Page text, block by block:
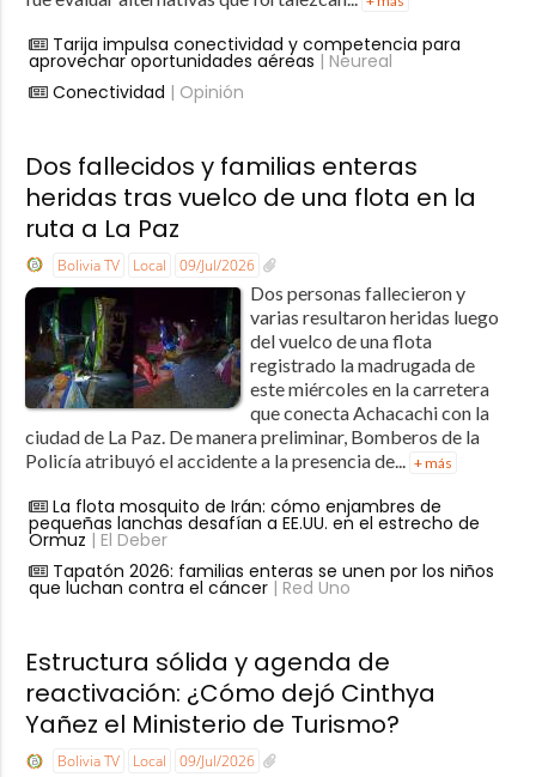
Tarija impulsa conectividad y competencia para
aprovechar oportunidades aéreas | Neureal
Conectividad | Opinión
Dos fallecidos y familias enteras
heridas tras vuelco de una flota en la
ruta a La Paz
Bolivia TV Local 09/Jul/2026
Dos personas fallecieron y
varias resultaron heridas luego
del vuelco de una flota
registrado la madrugada de
este miércoles en la carretera
que conecta Achacachi con la
ciudad de La Paz. De manera preliminar, Bomberos de la
Policía atribuyó el accidente a la presencia de... + más
La flota mosquito de Irán: cómo enjambres de
pequeñas lanchas desafían a EE.UU. en el estrecho de
Ormuz | El Deber
Tapatón 2026: familias enteras se unen por los niños
que luchan contra el cáncer| Red Uno
Estructura sólida y agenda de
reactivación: ¿Cómo dejó Cinthya
Yañez el Ministerio de Turismo?
Bolivia TV Local 09/Jul/2026